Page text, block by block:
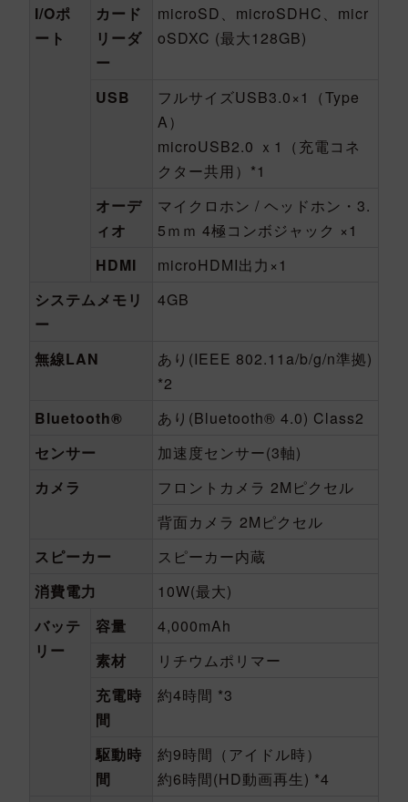
I/Oポ
ート
カード
リーダ
ー
microSD、microSDHC、micr
oSDXC (最大128GB)
USB
フルサイズUSB3.0×1（Type
A）
microUSB2.0 ｘ1（充電コネ
クター共用）*1
オーデ
ィオ
マイクロホン / ヘッドホン・3.
5ｍｍ 4極コンボジャック ×1
HDMI
microHDMI出力×1
システムメモリ
ー
4GB
無線LAN
あり(IEEE 802.11a/b/g/n準拠)
*2
Bluetooth®
あり(Bluetooth® 4.0) Class2
センサー
加速度センサー(3軸)
カメラ
フロントカメラ 2Mピクセル
背面カメラ 2Mピクセル
スピーカー
スピーカー内蔵
消費電力
10W(最大)
バッテ
リー
容量
4,000mAh
素材
リチウムポリマー
充電時
間
約4時間 *3
駆動時
間
約9時間（アイドル時）
約6時間(HD動画再生) *4